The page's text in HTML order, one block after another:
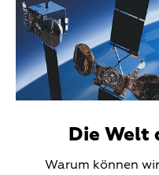
Die Welt
TeaserWarum können